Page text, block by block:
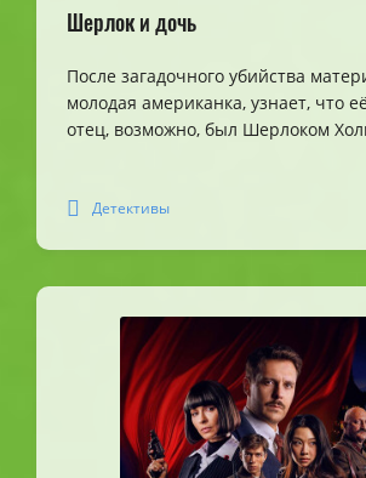
Шерлок и дочь
После загадочного убийства
молодая американка, узнает, что
отец, возможно, был Шерлоком
Детективы